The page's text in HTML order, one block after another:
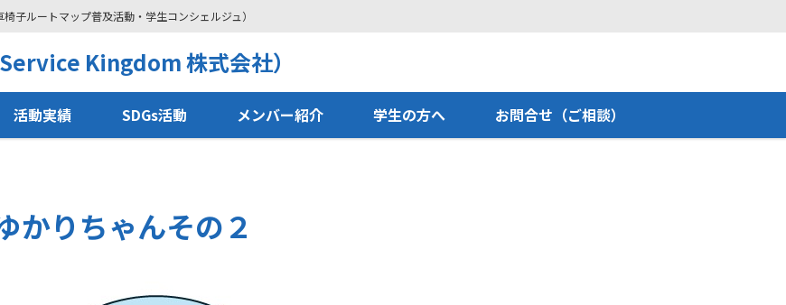
子ルートマップ普及活動・学生コンシェルジュ）
Kingdom 株式会社）
活動実績 SDGs活動 メンバー紹介 学生の方へ お問合せ（ご相談）
かりちゃんその２